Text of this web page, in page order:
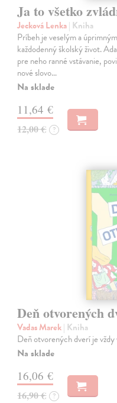
Ja to všetko
Jecková Lenka| Kniha
Príbeh je veselým a
každodenný školský život.
pre neho ranné vstávanie,
nové slovo…
Na sklade
11,64 €
12,00 € ?
Deň otvorených
Vadas Marek| Kniha
Deň otvorených dverí je
Na sklade
16,06 €
16,90 € ?